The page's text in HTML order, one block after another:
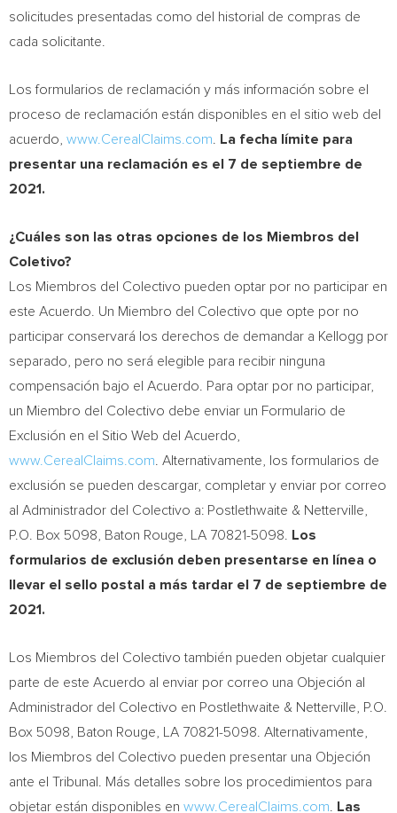
solicitudes presentadas como del historial de compras de
cada solicitante.
Los formularios de reclamación y más información sobre el
proceso de reclamación están disponibles en el sitio web del
acuerdo, www.CerealClaims.com
La fecha límite para
presentar una reclamación es el 7 de septiembre de
2021.
¿Cuáles son las otras opciones de los Miembros del
Coletivo?
Los Miembros del Colectivo pueden optar por no participar en
este Acuerdo. Un Miembro del Colectivo que opte por no
participar conservará los derechos de demandar a Kellogg por
separado, pero no será elegible para recibir ninguna
compensación bajo el Acuerdo. Para optar por no participar,
un Miembro del Colectivo debe enviar un Formulario de
Exclusión en el Sitio Web del Acuerdo,
www.CerealClaims.com . Alternativamente, los formularios de
exclusión se pueden descargar, completar y enviar por correo
al Administrador del Colectivo a: Postlethwaite & Netterville,
P.O. Box 5098,
Baton Rouge, LA 70821-5098.
Los
formularios de exclusión deben presentarse en línea o
llevar el sello postal a más tardar el 7 de septiembre de
2021.
Los Miembros del Colectivo también pueden objetar cualquier
parte de este Acuerdo al enviar por correo una Objeción al
Administrador del Colectivo en Postlethwaite & Netterville, P.O.
Box 5098,
Baton Rouge, LA 70821-5098. Alternativamente,
los Miembros del Colectivo pueden presentar una Objeción
ante el Tribunal. Más detalles sobre los procedimientos para
objetar están disponibles en www.CerealClaims.com Las